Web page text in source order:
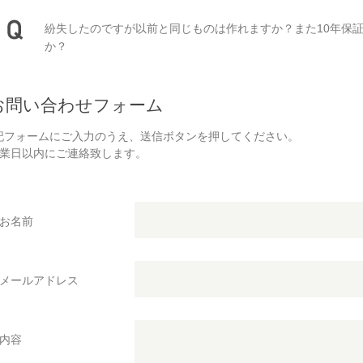
紛失したのですが以前と同じものは作れますか？また10年保
か？
問い合わせフォーム
フォームにご入力のうえ、送信ボタンを押してください。
日以内にご連絡致します。
お名前
メールアドレス
内容